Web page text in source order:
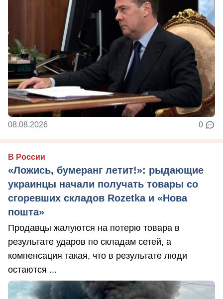
08.08.2026 0
В России
«Ложись, бумеранг летит!»: рыдающие
украинцы начали получать товары со
сгоревших складов Rozetka и «Нова
пошта»
Продавцы жалуются на потерю товара в
результате ударов по складам сетей, а
компенсация такая, что в результате люди
остаются ...